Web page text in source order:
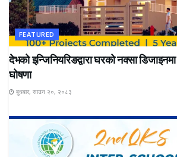
FEATURED
देभको इन्जिनियरिङद्वारा घरको नक्सा
घोषणा
बुधबार, साउन २०, २०८३